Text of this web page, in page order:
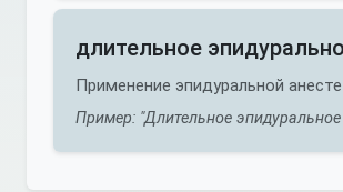
длительное
Применение эпидуральной
Пример: "Длительное